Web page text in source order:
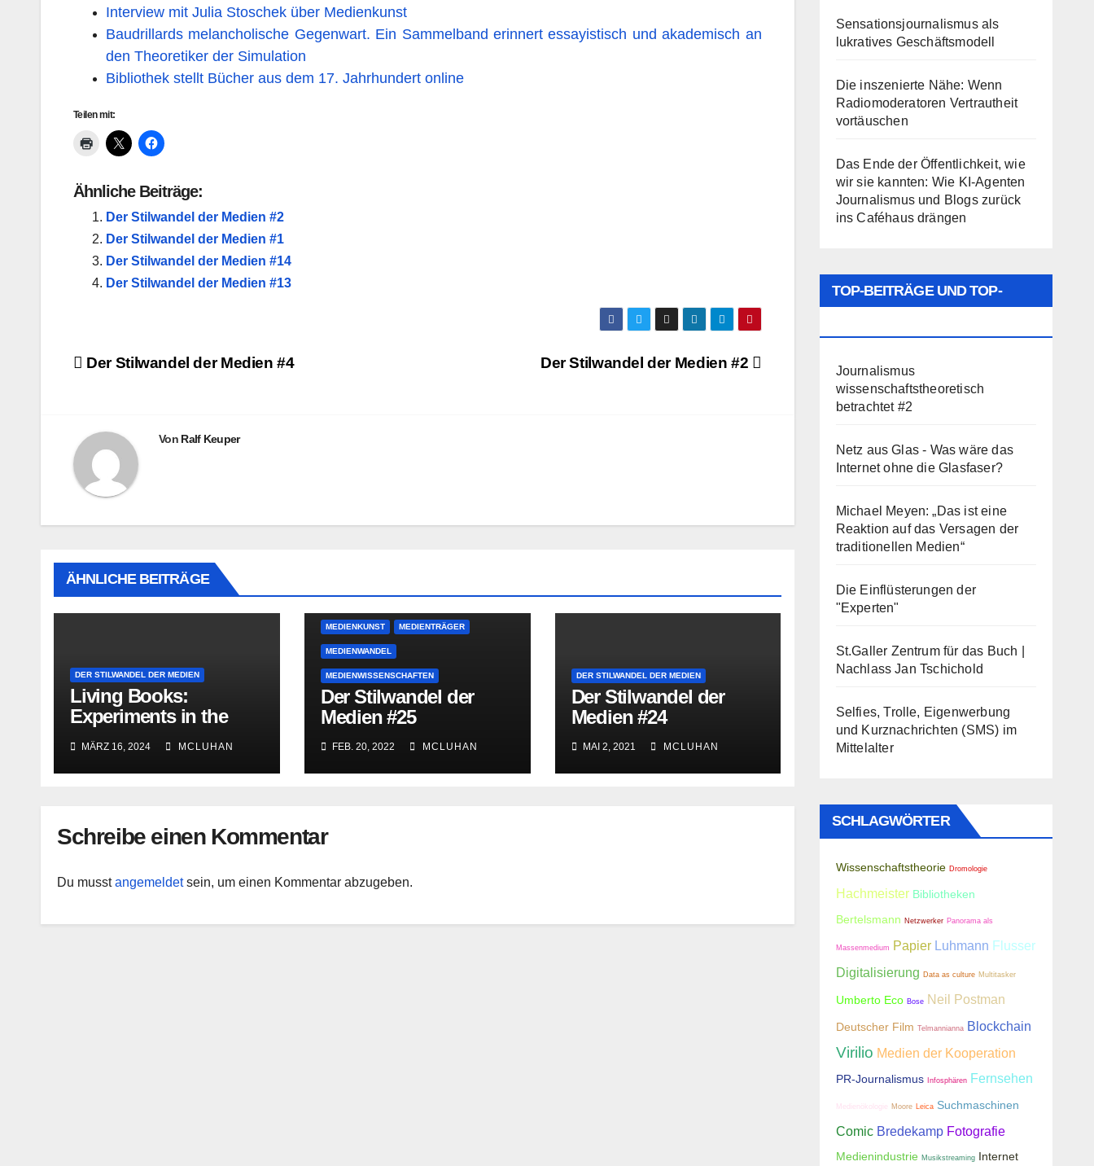
Interview mit Julia Stoschek über Medienkunst
Baudrillards melancholische Gegenwart. Ein Sammelband erinnert essayistisch und akademisch an
den Theoretiker der Simulation
Bibliothek stellt Bücher aus dem 17. Jahrhundert online
Teilen mit:
Ähnliche Beiträge:
Der Stilwandel der Medien #2
Der Stilwandel der Medien #1
Der Stilwandel der Medien #14
Der Stilwandel der Medien #13
Beitragsnavigation Der Stilwandel der Medien #2
Der Stilwandel der Medien #4
Von Ralf Keuper
ÄHNLICHE BEITRÄGE
DER STILWANDEL DER MEDIEN
Living Books:
Experiments in the
Posthumanities
MÄRZ 16, 2024 MCLUHAN
MEDIENKUNST MEDIENTRÄGER
MEDIENWANDEL
MEDIENWISSENSCHAFTEN
Der Stilwandel der
Medien #25
FEB. 20, 2022 MCLUHAN
DER STILWANDEL DER MEDIEN
Der Stilwandel der
Medien #24
MAI 2, 2021 MCLUHAN
Schreibe einen Kommentar
Du musstangemeldetsein, um einen Kommentar abzugeben.
Sensationsjournalismus als
lukratives Geschäftsmodell
Die inszenierte Nähe: Wenn
Radiomoderatoren Vertrautheit
vortäuschen
Das Ende der Öffentlichkeit, wie
wir sie kannten: Wie KI-Agenten
Journalismus und Blogs zurück
ins Caféhaus drängen
TOP-BEITRÄGE UND TOP-
Journalismus
wissenschaftstheoretisch
betrachtet #2
Netz aus Glas - Was wäre das
Internet ohne die Glasfaser?
Michael Meyen: „Das ist eine
Reaktion auf das Versagen der
traditionellen Medien“
Die Einflüsterungen der
"Experten"
St.Galler Zentrum für das Buch |
Nachlass Jan Tschichold
Selfies, Trolle, Eigenwerbung
und Kurznachrichten (SMS) im
Mittelalter
SCHLAGWÖRTER
Wissenschaftstheorie Dromologie
Hachmeister Bibliotheken
Bertelsmann Netzwerker Panorama als
Massenmedium Papier Luhmann Flusser
Digitalisierung Data as culture Multitasker
Umberto Eco Bose Neil Postman
Deutscher Film Telmannianna Blockchain
Virilio Medien der Kooperation
PR-Journalismus Infosphären Fernsehen
Medienökologie Moore Leica Suchmaschinen
Comic Bredekamp Fotografie
Medienindustrie Musikstreaming Internet